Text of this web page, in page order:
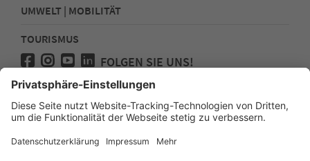
UMWELT | MOBILITÄT
TOURISMUS
FOLGEN SIE UNS!
Presse
Kontakt
Impressum